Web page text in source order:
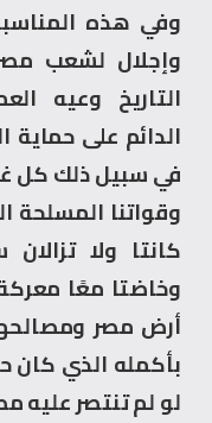
وفي هذه المناسبة
وإجلال لشعب
التاريخ وعيه
الدائم على
في سبيل ذلك كل
وقواتنا المسلحة
كانتا ولا
وخاضتا معًا
أرض مصر
بأكمله الذي كان
لو لم تنتصر عليه